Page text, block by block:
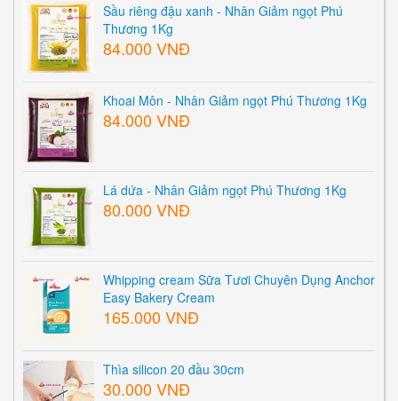
Sầu riêng đậu xanh - Nhân Giảm ngọt Phú
Thương 1Kg
84.000 VNĐ
Khoai Môn - Nhân Giảm ngọt Phú Thương 1Kg
84.000 VNĐ
Lá dứa - Nhân Giảm ngọt Phú Thương 1Kg
80.000 VNĐ
Whipping cream Sữa Tươi Chuyên Dụng Anchor
Easy Bakery Cream
165.000 VNĐ
Thìa silicon 20 đầu 30cm
30.000 VNĐ